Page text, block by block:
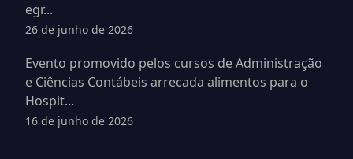
egr...
26 de junho de 2026
Evento promovido pelos cursos de Administração
e Ciências Contábeis arrecada alimentos para o
Hospit...
16 de junho de 2026